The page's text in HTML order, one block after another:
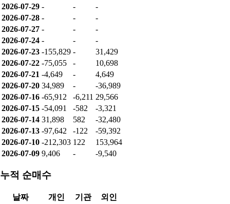
2026-07-29 - -
-
2026-07-28 - -
-
2026-07-27 - -
-
2026-07-24 - -
-
2026-07-23 -155,829 -
31,429
2026-07-22 -75,055 -
10,698
2026-07-21 -4,649 -
4,649
2026-07-20 34,989 -
-36,989
2026-07-16 -65,912 -6,211 29,566
2026-07-15 -54,091 -582
-3,321
2026-07-14 31,898 582
-32,480
2026-07-13 -97,642 -122
-59,392
2026-07-10 -212,303 122
153,964
2026-07-09 9,406 - -9,540
누적 순매수
날짜 개인 기관
외인